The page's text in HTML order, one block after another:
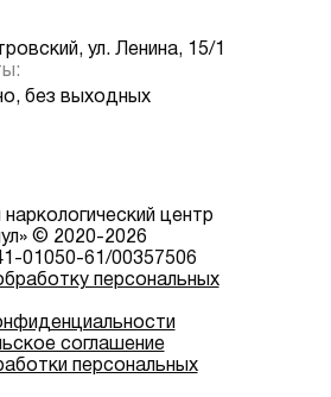
ул. Ленина, 15/1
без выходных
центр
© 2020-2026
01050-61/00357506
персональных
соглашение
персональных